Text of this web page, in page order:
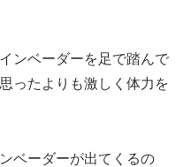
ンベーダーを足で踏んで
ったよりも激しく体力を
ベーダーが出てくるの